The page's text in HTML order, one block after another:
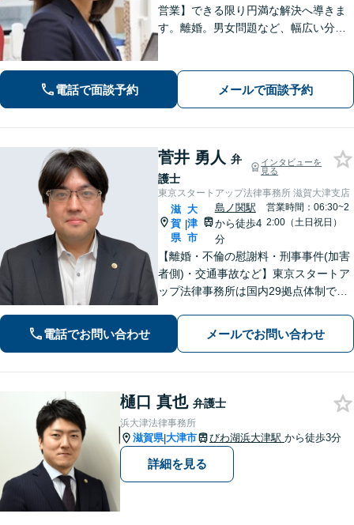
営業】できる限り円満な解決へ導きま
す。離婚。男女問題など、幅広い分野
電話で面談予約 メールで面談予約
菅井 勇人 弁
護士
インタビューを
見る
東京スタートアップ法律事務所 滋賀大津支店
滋
賀
県
|
大
津
市
島ノ関駅
から徒歩4
分
営業時間：06:30~2
2:00（土日祝日）
【離婚・不倫の慰謝料・刑事事件(加害
者側)・交通事故など】東京スタートア
ップ法律事務所は国内29拠点体制で全
対応(法律相談は完全予約制)】各分野で
専門性の高い弁護士が寄り添い解決を
電話でお問い合わせ メールでお問い合わせ
樋口 真也 弁護士
浜大津法律事務所
滋賀県|大津市 びわ湖浜大津駅 から徒歩3分
詳細を見る